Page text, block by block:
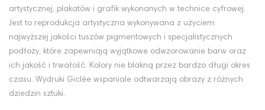
artystycznej, plakatów i grafik wykonanych w technice cyfrowej.
Jest to reprodukcja artystyczna wykonywana z użyciem
najwyższej jakości tuszów pigmentowych i specjalistycznych
podłoży, które zapewniają wyjątkowe odwzorowanie barw oraz
ich jakość i trwałość. Kolory nie blakną przez bardzo długi okres
czasu. Wydruki Giclée wspaniale odtwarzają obrazy z różnych
dziedzin sztuki.